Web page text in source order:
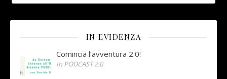
IN EVIDENZA
Comincia l’avventura 2.0!
In PODCAST 2.0